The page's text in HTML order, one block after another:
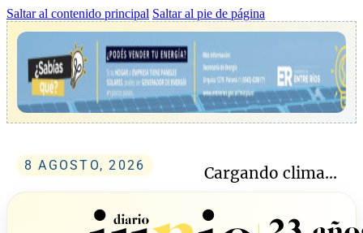
Saltar al contenido principal Saltar al pie de página
8 AGOSTO, 2026 Cargando clima...